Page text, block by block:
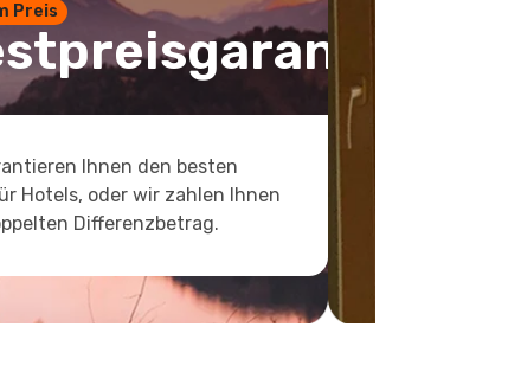
Preis
Ihnen den besten
Hotels, oder wir zahlen Ihnen
Differenzbetrag.